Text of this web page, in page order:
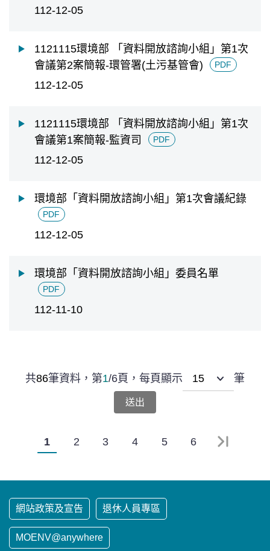
112-12-05
1121115環境部 「資料開放諮詢小組」第1次
會議第2案簡報-環管署(土污基管會)
PDF
112-12-05
1121115環境部 「資料開放諮詢小組」第1次
會議第1案簡報-監資司
PDF
112-12-05
環境部「資料開放諮詢小組」第1次會議紀錄
PDF
112-12-05
環境部「資料開放諮詢小組」委員名單
PDF
112-11-10
共86筆資料， 第1/6頁，每頁顯示 筆
1 2 3 4 5 6 最末頁
網站政策及宣告 退休人員專區
MOENV@anywhere